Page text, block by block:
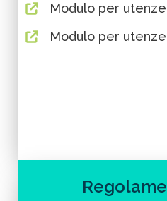
Modulo per
Modulo per